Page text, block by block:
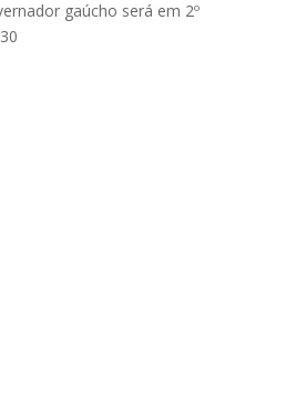
gaúcho será em 2º